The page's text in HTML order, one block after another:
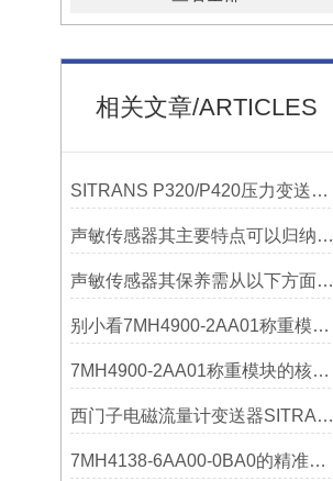
相关文章/ARTICLES
SITRANS P320/P420压力变送器概述
声敏传感器其主要特点可以归纳为以下几个核心维度
声敏传感器其保养需从以下方面入手
别小看7MH4900-2AA01称重模块！这些你日常接触的领域，早已离不开它
7MH4900-2AA01称重模块的核心亮点，藏着让效率翻倍的“关键密码”
西门子电磁流量计变送器SITRANS FMT020的功能
7MH4138-6AA00-0BA0的精准从何而来？关键组成部分，藏着答案！